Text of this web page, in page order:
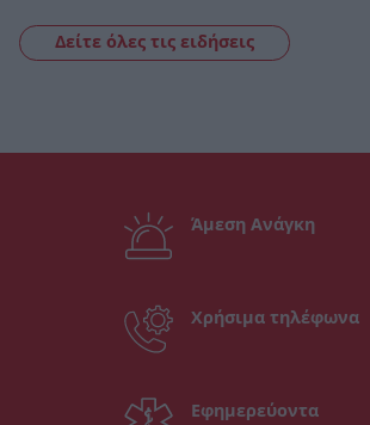
Δείτε όλες τις ειδήσεις
Άμεση Ανάγκη
Χρήσιμα τηλέφωνα
Εφημερεύοντα